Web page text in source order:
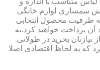
سمساری لوازم خانگی
ظرفیت محصول انتخابی
آن پرداخت خواهید کرد.به
بخرید در طولانی
که به لحاظ اقتصادی اصلا